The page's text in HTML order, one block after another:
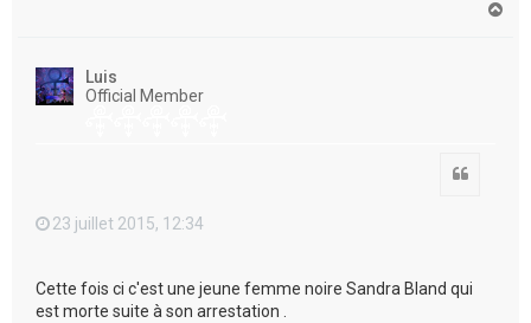
Luis
Official Member
23 juillet 2015, 12:34
Cette fois ci c'est une jeune femme noire Sandra Bland qui
est morte suite à son arrestation .